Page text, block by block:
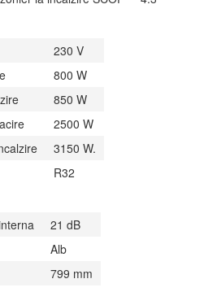
230 V
800 W
850 W
2500 W
3150 W.
R32
21 dB
Alb
799 mm